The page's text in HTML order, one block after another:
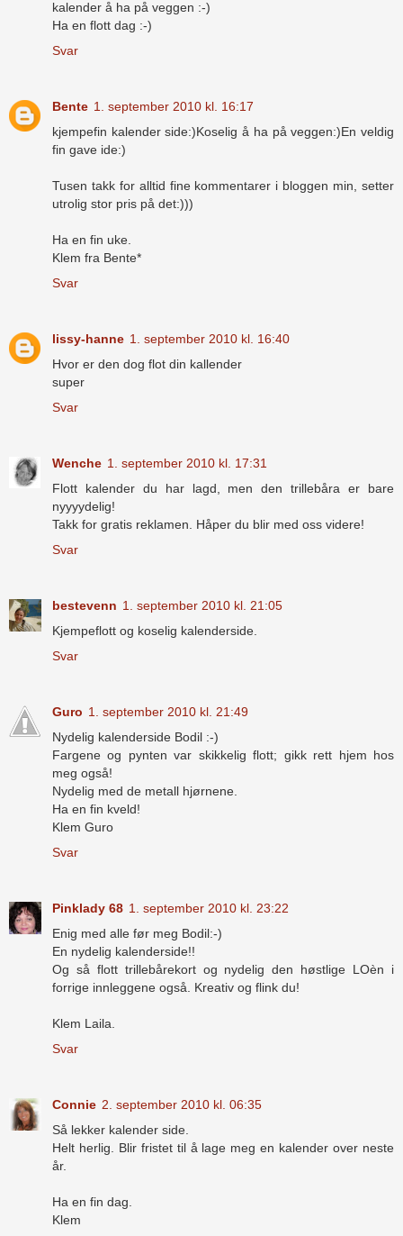
kalender å ha på veggen :-)
Ha en flott dag :-)
Svar
Bente 1. september 2010 kl. 16:17
kjempefin kalender side:)Koselig å ha på veggen:)En veldig
fin gave ide:)
Tusen takk for alltid fine kommentarer i bloggen min, setter
utrolig stor pris på det:)))
Ha en fin uke.
Klem fra Bente*
Svar
lissy-hanne 1. september 2010 kl. 16:40
Hvor er den dog flot din kallender
super
Svar
Wenche 1. september 2010 kl. 17:31
Flott kalender du har lagd, men den trillebåra er bare
nyyyydelig!
Takk for gratis reklamen. Håper du blir med oss videre!
Svar
bestevenn 1. september 2010 kl. 21:05
Kjempeflott og koselig kalenderside.
Svar
Guro 1. september 2010 kl. 21:49
Nydelig kalenderside Bodil :-)
Fargene og pynten var skikkelig flott; gikk rett hjem hos
meg også!
Nydelig med de metall hjørnene.
Ha en fin kveld!
Klem Guro
Svar
Pinklady 68 1. september 2010 kl. 23:22
Enig med alle før meg Bodil:-)
En nydelig kalenderside!!
Og så flott trillebårekort og nydelig den høstlige LOèn i
forrige innleggene også. Kreativ og flink du!
Klem Laila.
Svar
Connie 2. september 2010 kl. 06:35
Så lekker kalender side.
Helt herlig. Blir fristet til å lage meg en kalender over neste
år.
Ha en fin dag.
Klem